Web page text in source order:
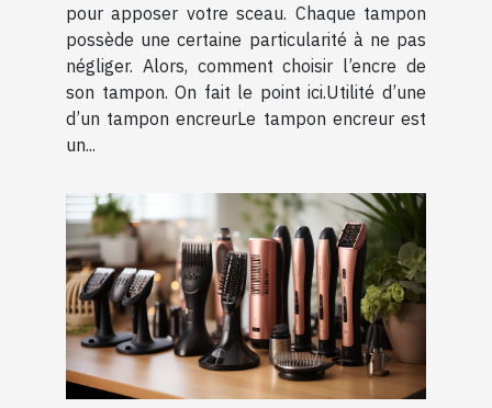
pour apposer votre sceau. Chaque tampon
possède une certaine particularité à ne pas
négliger. Alors, comment choisir l’encre de
son tampon. On fait le point ici.Utilité d’une
d’un tampon encreurLe tampon encreur est
un...